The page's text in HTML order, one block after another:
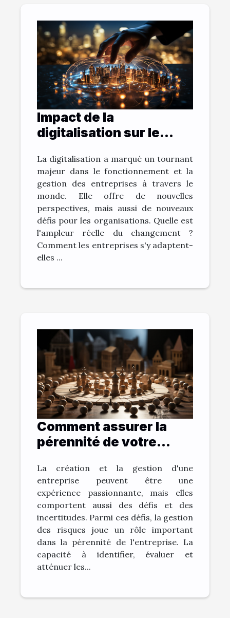
Impact de la
digitalisation sur le
La digitalisation a marqué un tournant
majeur dans le fonctionnement et la
gestion des entreprises à travers le
monde. Elle offre de nouvelles
perspectives, mais aussi de nouveaux
défis pour les organisations. Quelle est
l'ampleur réelle du changement ?
Comment les entreprises s'y adaptent-
elles ...
Comment assurer la
pérennité de votre
gestion des risques ?
La création et la gestion d'une
entreprise peuvent être une
expérience passionnante, mais elles
comportent aussi des défis et des
incertitudes. Parmi ces défis, la gestion
des risques joue un rôle important
dans la pérennité de l'entreprise. La
capacité à identifier, évaluer et
atténuer les...